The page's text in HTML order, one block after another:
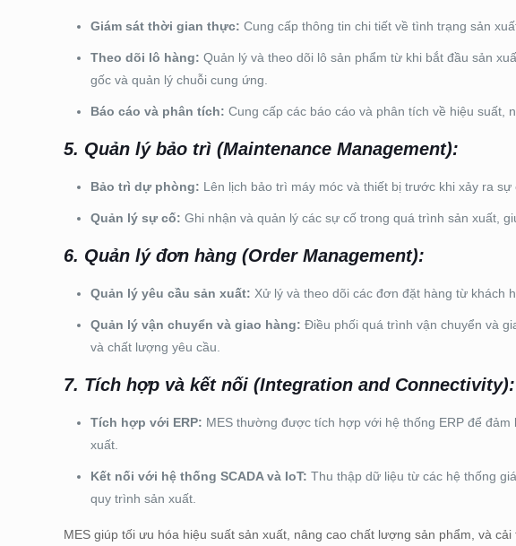
Giám sát thời gian thực: Cung cấp thông tin chi tiết về tình trạng sản
Theo dõi lô hàng: Quản lý và theo dõi lô sản phẩm từ khi bắt đầu sản
gốc và quản lý chuỗi cung ứng.
Báo cáo và phân tích: Cung cấp các báo cáo và phân tích về hiệu suất,
5. Quản lý bảo trì (Maintenance Management):
Bảo trì dự phòng: Lên lịch bảo trì máy móc và thiết bị trước khi xảy ra
Quản lý sự cố: Ghi nhận và quản lý các sự cố trong quá trình sản xuất,
6. Quản lý đơn hàng (Order Management):
Quản lý yêu cầu sản xuất: Xử lý và theo dõi các đơn đặt hàng từ khách
Quản lý vận chuyển và giao hàng: Điều phối quá trình vận chuyển và
và chất lượng yêu cầu.
7. Tích hợp và kết nối (Integration and Connectivity):
Tích hợp với ERP: MES thường được tích hợp với hệ thống ERP để
xuất.
Kết nối với hệ thống SCADA và IoT: Thu thập dữ liệu từ các hệ thống
quy trình sản xuất.
MES giúp tối ưu hóa hiệu suất sản xuất, nâng cao chất lượng sản phẩm, và